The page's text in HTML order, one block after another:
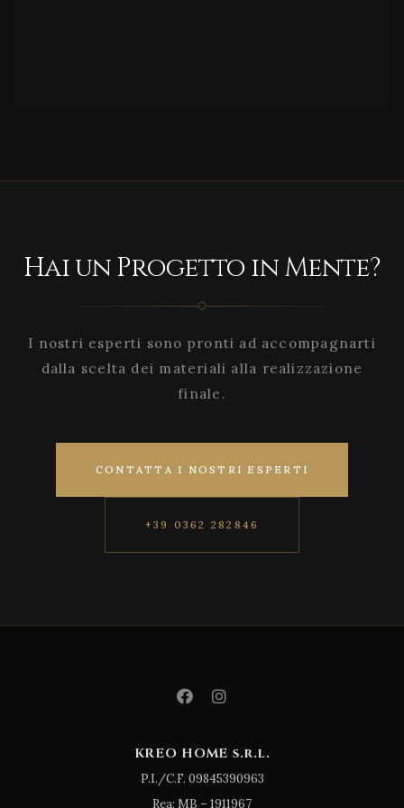
Hai un Progetto in Mente?
I nostri esperti sono pronti ad accompagnarti
dalla scelta dei materiali alla realizzazione
finale.
CONTATTA I NOSTRI ESPERTI
+39 0362 282846
KREO HOME s.r.l.
P.I./C.F. 09845390963
Rea: MB – 1911967